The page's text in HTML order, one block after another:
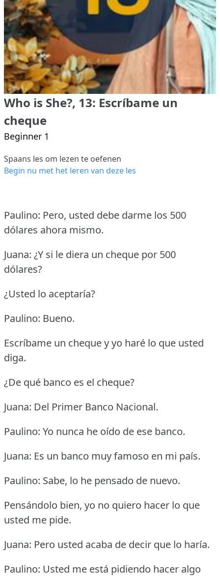
Who is She?, 13: Escríbame un
cheque
Beginner 1
Spaans les om lezen te oefenen
Begin nu met het leren van deze les
Paulino: Pero, usted debe darme los 500
dólares ahora mismo.
Juana: ¿Y si le diera un cheque por 500
dólares?
¿Usted lo aceptaría?
Paulino: Bueno.
Escríbame un cheque y yo haré lo que usted
diga.
¿De qué banco es el cheque?
Juana: Del Primer Banco Nacional.
Paulino: Yo nunca he oído de ese banco.
Juana: Es un banco muy famoso en mi país.
Paulino: Sabe, lo he pensado de nuevo.
Pensándolo bien, yo no quiero hacer lo que
usted me pide.
Juana: Pero usted acaba de decir que lo haría.
Paulino: Usted me está pidiendo hacer algo